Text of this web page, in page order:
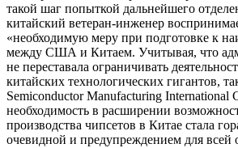
такой шаг попыткой дальнейшего
китайский ветеран-инженер
«необходимую меру при подготовке к
между США и Китаем. Учитывая, что
не переставала ограничивать
китайских технологических гигантов,
Semiconductor Manufacturing International
необходимость в расширении
производства чипсетов в Китае стала
очевидной и предупреждением для всей